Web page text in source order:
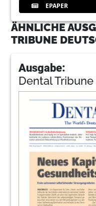
EPAPER
ÄHNLICHE
TRIBUNE
Ausgabe:
Dental